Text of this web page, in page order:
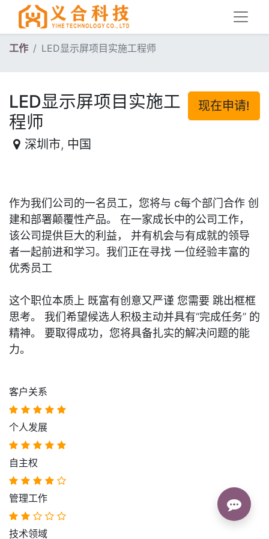
工作 LED显示屏项目实施工程师
现在申请!
LED显示屏项目实施工
程师
深圳市, 中国
作为我们公司的一名员工，您将与 c每个部门合作 创
建和部署颠覆性产品。
在一家成长中的公司工作，
该公司提供巨大的利益， 并有机会与有成就的领导
者一起前进和学习。我们正在寻找 一位经验丰富的
优秀员工
这个职位本质上 既富有创意又严谨 您需要 跳出框框
思考。 我们希望候选人积极主动并具有“完成任务” 的
精神。 要取得成功，您将具备扎实的解决问题的能
力。
客户关系
个人发展
自主权
管理工作
技术领域